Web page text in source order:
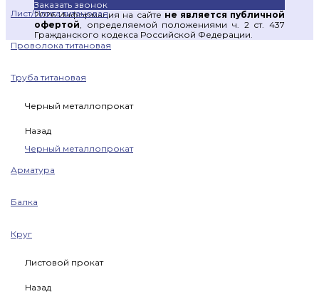
Лист/Плита титановая
Проволока титановая
Труба титановая
Черный металлопрокат
Назад
Черный металлопрокат
Арматура
Балка
Круг
Листовой прокат
Назад
Заказать звонок
2026 Информация на сайте не является публичной
офертой , определяемой положениями ч. 2 ст. 437
Гражданского кодекса Российской Федерации.